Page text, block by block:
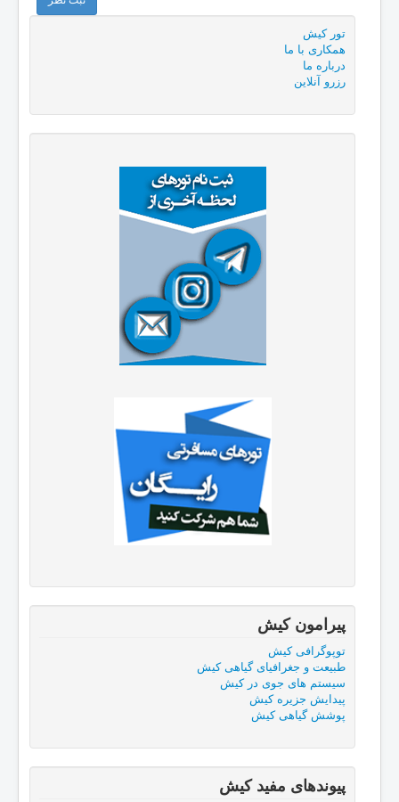
تور کیش
همكاری با ما
درباره ما
رزرو آنلاین
پیرامون کیش
توپوگرافی کیش
طبيعت و جغرافيای گياهی كيش
سیستم های جوی در کیش
پیدایش جزیره کیش
پوشش گياهی كيش
پیوندهای مفید كيش